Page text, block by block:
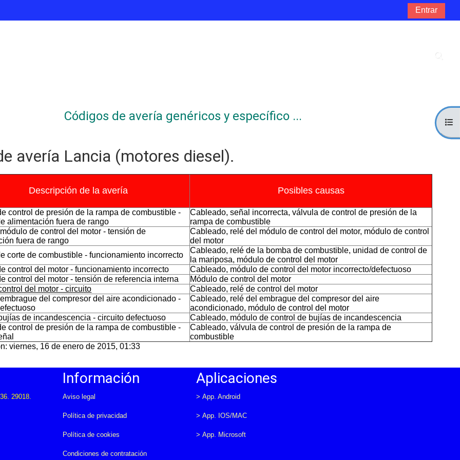
Entrar
Códigos de avería genéricos y específico ...
avería Lancia (motores diesel).
Descripción de la avería Posibles causas
control de presión de la rampa de combustible -
alimentación fuera de rango
Cableado, señal incorrecta, válvula de control de presión de la
rampa de combustible
de control del motor - tensión de
fuera de rango
Cableado, relé del módulo de control del motor, módulo de control
del motor
corte de combustible - funcionamiento incorrecto
Cableado, relé de la bomba de combustible, unidad de control de
la mariposa, módulo de control del motor
control del motor - funcionamiento incorrecto
Cableado, módulo de control del motor incorrecto/defectuoso
control del motor - tensión de referencia interna
Módulo de control del motor
del motor - circuito
Cableado, relé de control del motor
del compresor del aire acondicionado -
Cableado, relé del embrague del compresor del aire
acondicionado, módulo de control del motor
de incandescencia - circuito defectuoso
Cableado, módulo de control de bujías de incandescencia
control de presión de la rampa de combustible -
Cableado, válvula de control de presión de la rampa de
combustible
viernes, 16 de enero de 2015, 01:33
29018.
Información
Aviso legal
Política de privacidad
Política de cookies
Condiciones de contratación
Aplicaciones
> App. Android
> App. IOS/MAC
> App. Microsoft